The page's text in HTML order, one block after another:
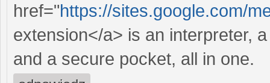
href="https://sites.google.com/
extension</a> is an interpreter,
and a secure pocket, all in one.